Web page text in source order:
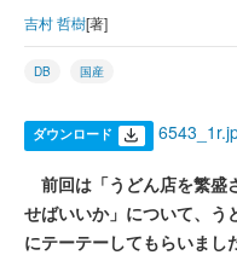
吉村 哲樹[著]
DB 国産
ダウンロード
前回は「うどん店を繁盛
せばいいか」について、う
にテーテーしてもらいま